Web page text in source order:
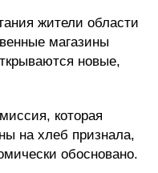
жители области
магазины
новые,
которая
на хлеб признала,
обосновано.